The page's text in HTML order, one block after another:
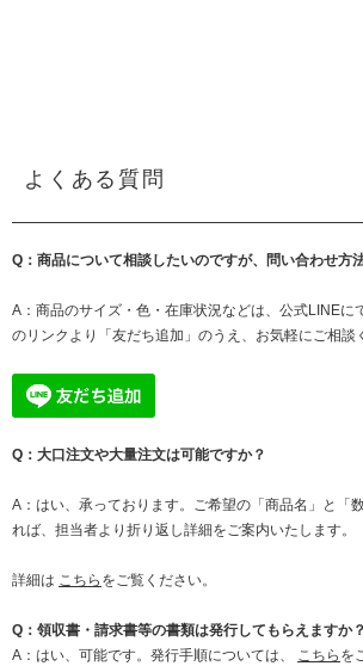
よくある質問
Q：商品について相談したいのですが、問い合わせ方
A：商品のサイズ・色・在庫状況などは、公式LINEに
のリンクより「友だち追加」のうえ、お気軽にご相談
Q：大口注文や大量注文は可能ですか？
A：はい、承っております。ご希望の「商品名」と「
れば、担当者より折り返し詳細をご案内いたします。
詳細は こちら をご覧ください。
Q：領収書・請求書等の書類は発行してもらえますか？
A：はい、可能です。発行手順については、
こちら を